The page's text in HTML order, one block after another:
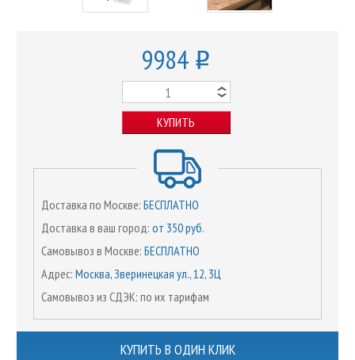
9984 o
КУПИТЬ
Доставка по Москве: БЕСПЛАТНО
Доставка в ваш город: от 350 руб.
Самовывоз в Москве: БЕСПЛАТНО
Адрес: Москва, Зверинецкая ул., 12, 3Ц
Самовывоз из СДЭК: по их тарифам
КУПИТЬ В ОДИН КЛИК